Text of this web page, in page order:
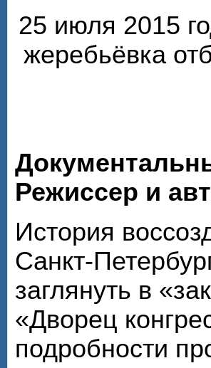
25 июля 2015
жеребьёвка
Режиссер и
История
Санкт-
заглянуть в
«Дворец
подробности